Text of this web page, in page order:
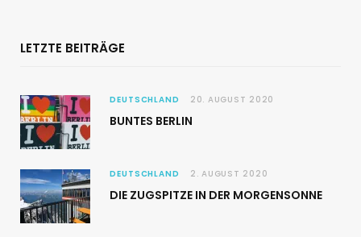
LETZTE BEITRÄGE
DEUTSCHLAND 20. AUGUST 2020
BUNTES BERLIN
DEUTSCHLAND 2. AUGUST 2020
DIE ZUGSPITZE IN DER MORGENSONNE